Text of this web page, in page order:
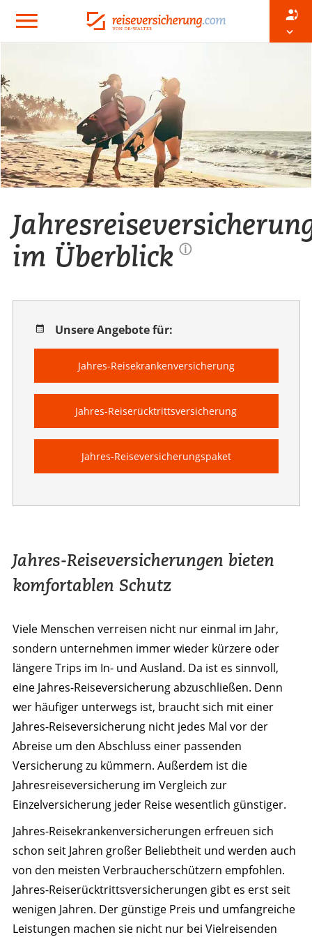
im Überblickⓘ
Unsere Angebote für:
Jahres-Reisekrankenversicherung
Jahres-Reiserücktrittsversicherung
Jahres-Reiseversicherungspaket
Jahres-Reiseversicherungen bieten
komfortablen Schutz
Viele Menschen verreisen nicht nur einmal im Jahr,
sondern unternehmen immer wieder kürzere oder
längere Trips im In- und Ausland. Da ist es sinnvoll,
eine Jahres-Reiseversicherung abzuschließen. Denn
wer häufiger unterwegs ist, braucht sich mit einer
Jahres-Reiseversicherung nicht jedes Mal vor der
Abreise um den Abschluss einer passenden
Versicherung zu kümmern. Außerdem ist die
Jahresreiseversicherung im Vergleich zur
Einzelversicherung jeder Reise wesentlich günstiger.
Jahres-Reisekrankenversicherungen erfreuen sich
schon seit Jahren großer Beliebtheit und werden auch
von den meisten Verbraucherschützern empfohlen.
Jahres-Reiserücktrittsversicherungen gibt es erst seit
wenigen Jahren. Der günstige Preis und umfangreiche
Leistungen machen sie nicht nur bei Vielreisenden